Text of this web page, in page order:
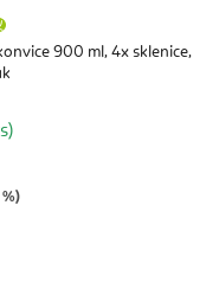
900 ml, 4x sklenice,
produktu
je
hvězdiček.